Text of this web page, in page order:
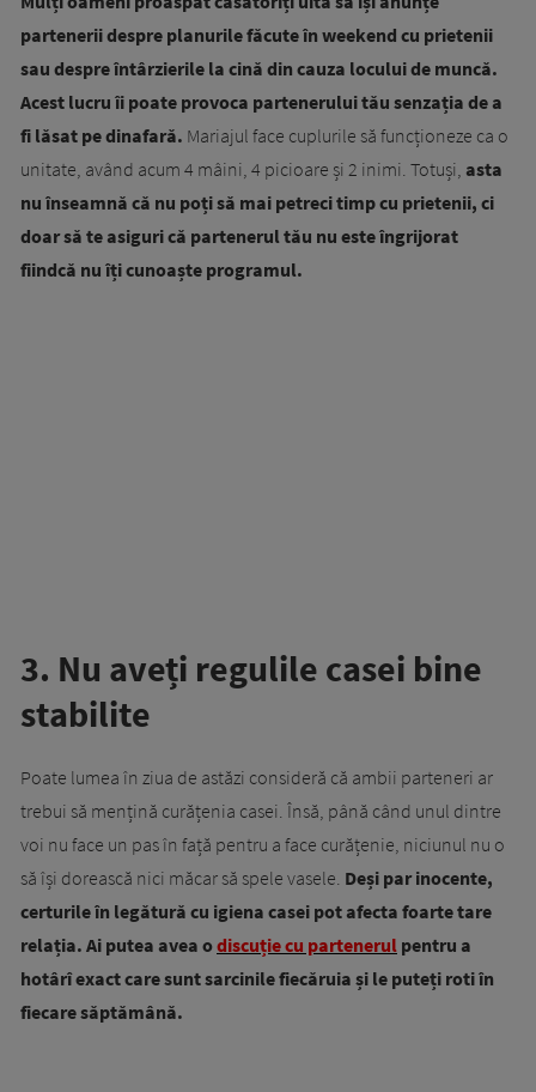
partenerii despre planurile făcute în weekend cu prietenii
sau despre întârzierile la cină din cauza locului de muncă.
Acest lucru îi poate provoca partenerului tău senzația de a
fi lăsat pe dinafară. Mariajul face cuplurile să funcționeze ca o
unitate, având acum 4 mâini, 4 picioare și 2 inimi. Totuși, asta
nu înseamnă că nu poți să mai petreci timp cu prietenii, ci
doar să te asiguri că partenerul tău nu este îngrijorat
fiindcă nu îți cunoaște programul.
3. Nu aveți regulile casei bine
stabilite
Poate lumea în ziua de astăzi consideră că ambii parteneri ar
trebui să mențină curățenia casei. Însă, până când unul dintre
voi nu face un pas în față pentru a face curățenie, niciunul nu o
să își dorească nici măcar să spele vasele. Deși par inocente,
certurile în legătură cu igiena casei pot afecta foarte tare
relația. Ai putea avea odiscuție cu partenerul pentru a
hotârî exact care sunt sarcinile fiecăruia și le puteți roti în
fiecare săptămână.